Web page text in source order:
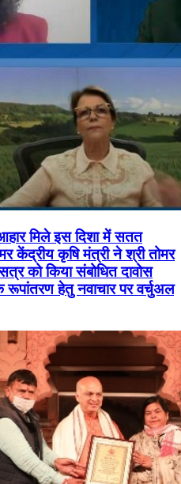
मिले इस दिशा में सतत
केंद्रीय कृषि मंत्री ने श्री तोमर
को किया संबोधित दावोस
रूपांतरण हेतु नवाचार पर वर्चुअल